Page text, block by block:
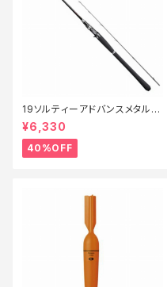
19ソルティーアドバンスメタルス
ッテ B66MLS【特価竿】【40】
¥6,330
40%OFF